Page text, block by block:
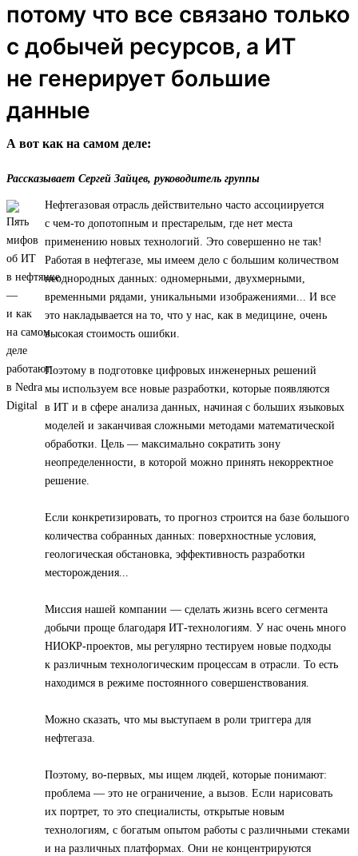
потому что все связано только
с добычей ресурсов, а ИТ
не генерирует большие
данные
А вот как на самом деле:
Рассказывает Сергей Зайцев, руководитель группы
Нефтегазовая отрасль действительно часто ассоциируется
с чем-то допотопным и престарелым, где нет места
применению новых технологий. Это совершенно не так!
Работая в нефтегазе, мы имеем дело с большим количеством
неоднородных данных: одномерными, двухмерными,
временными рядами, уникальными изображениями... И все
это накладывается на то, что у нас, как в медицине, очень
высокая стоимость ошибки.
Поэтому в подготовке цифровых инженерных решений
мы используем все новые разработки, которые появляются
в ИТ и в сфере анализа данных, начиная с больших языковых
моделей и заканчивая сложными методами математической
обработки. Цель — максимально сократить зону
неопределенности, в которой можно принять некорректное
решение.
Если конкретизировать, то прогноз строится на базе большого
количества собранных данных: поверхностные условия,
геологическая обстановка, эффективность разработки
месторождения...
Миссия нашей компании — сделать жизнь всего сегмента
добычи проще благодаря ИТ-технологиям. У нас очень много
НИОКР-проектов, мы регулярно тестируем новые подходы
к различным технологическим процессам в отрасли. То есть
находимся в режиме постоянного совершенствования.
Можно сказать, что мы выступаем в роли триггера для
нефтегаза.
Поэтому, во-первых, мы ищем людей, которые понимают:
проблема — это не ограничение, а вызов. Если нарисовать
их портрет, то это специалисты, открытые новым
технологиям, с богатым опытом работы с различными стеками
и на различных платформах. Они не концентрируются